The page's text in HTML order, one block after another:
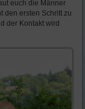
euch die Männer
den ersten Schritt zu
der Kontakt wird